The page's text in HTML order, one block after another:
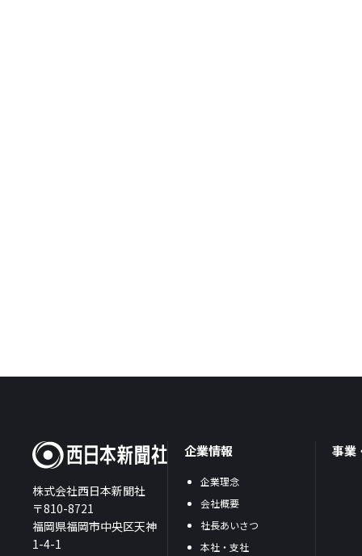
株式会社西日本新聞社
〒810-8721
福岡県福岡市中央区天神
1-4-1
企業情報
企業理念
会社概要
社長あいさつ
本社・支社
事業